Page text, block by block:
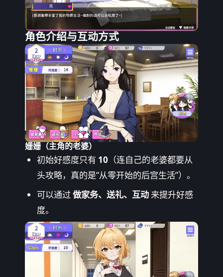
角色介绍与互动方式
姗姗（主角的老婆）
初始好感度只有 10 （连自己的老婆都要从
头攻略，真的是“从零开始的后宫生活”）。
可以通过做家务、送礼、互动来提升好感
度。